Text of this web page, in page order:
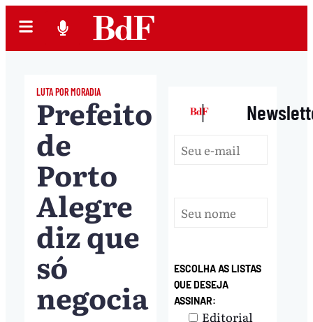
LUTA POR MORADIA
Prefeito
de
Porto
Alegre
diz que
só
negocia
|
ESCOLHA AS LISTAS
QUE DESEJA
ASSINAR:
Editorial